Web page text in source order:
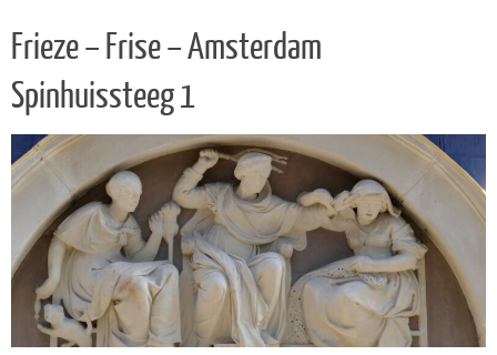
Frieze – Frise – Amsterdam
Spinhuissteeg 1